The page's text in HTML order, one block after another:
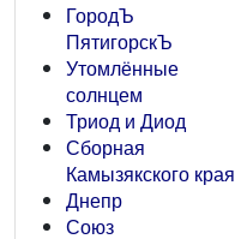
ГородЪ
ПятигорскЪ
Утомлённые
солнцем
Триод и Диод
Сборная
Камызякского края
Днепр
Союз